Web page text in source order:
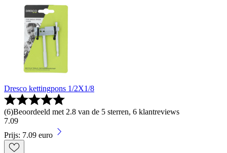
Dresco kettingpons 1/2X1/8
(6)Beoordeeld met 2.8 van de 5 sterren, 6 klantreviews
7.09
Prijs: 7.09 euro